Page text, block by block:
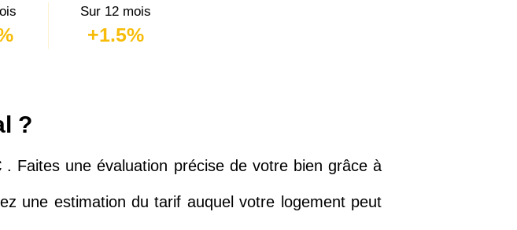
Sur 12 mois
+1.5%
?
. Faites une évaluation précise de votre bien grâce à
une estimation du tarif auquel votre logement peut